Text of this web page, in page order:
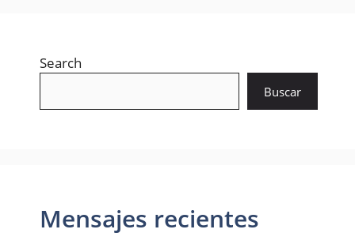
Search
Buscar
Mensajes recientes